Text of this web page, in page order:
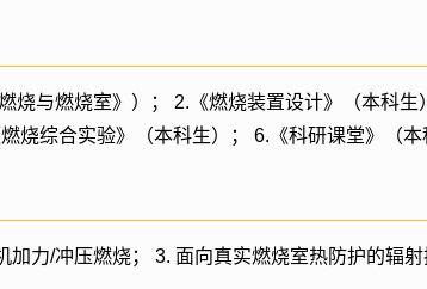
与燃烧室》）； 2.《燃烧装置设计》（本科生
综合实验》（本科生）； 6.《科研课堂》（本
力/冲压燃烧； 3. 面向真实燃烧室热防护的辐射